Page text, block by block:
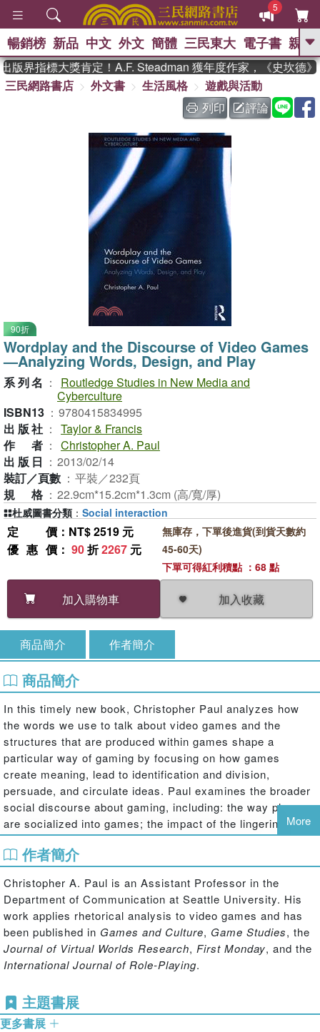
5
GO
熱搜： 東野圭吾 、 高希均教授回憶錄
The Odyssey 、 父親節 、 如果歷
史是一群喵 、 暑期推薦 、 國際布克
獎 臺灣漫遊錄 、 方念華
登輝時代 、 數學女孩：黎曼猜想
偉大的迷走神經
暢銷榜 新品 中文 外文 簡體 三民東大 電子書 親子
界指標大獎肯定！A.F. Steadman 獲年度作家，《史坎德》
三民網路書店
外文書 生活風格
遊戲與活動
列印
評論
90折
Wordplay and the Discourse of Video Games
—Analyzing Words, Design, and Play
系列名 ：
Routledge Studies in New Media and
Cyberculture
ISBN13 ： 9780415834995
出版社 ： Taylor & Francis
作者 ： Christopher A. Paul
出版日 ： 2013/02/14
裝訂／頁數 ： 平裝／232頁
規格 ： 22.9cm*15.2cm*1.3cm (高/寬/厚)
定價 ：NT$ 2519 元
優惠價 ： 90折2267 元
加入購物車 加入收藏
無庫存，下單後進貨(到貨天數約
45-60天)
下單可得紅利積點 ：68 點
杜威圖書分類 ： Social interaction
商品簡介 作者簡介
商品簡介
In this timely new book, Christopher Paul analyzes how
the words we use to talk about video games and the
structures that are produced within games shape a
particular way of gaming by focusing on how games
create meaning, lead to identification and division,
persuade, and circulate ideas. Paul examines the broader
social discourse about gaming, including: the way players
are socialized into games; the impact of the lingering
association of video games as kid's toys; the dynamics
within specific games (including Grand Theft Auto and EA
in shaping the discourse of games, demonstrated through
examples like the reward system of World of Warcraft and
the development of theorycraft. Overall, this book
illustrates how video games are shaped by words, design
and play; all of which are negotiated, ongoing practices
among the designers, players, and society that construct
More
作者簡介
Christopher A. Paul is an Assistant Professor in the
Department of Communication at Seattle University. His
work applies rhetorical analysis to video games and has
been published in Games and Culture, Game Studies, the
Journal of Virtual Worlds Research, First Monday, and the
International Journal of Role-Playing.
主題書展
更多書展